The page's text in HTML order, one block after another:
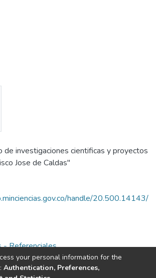
de investigaciones cientificas y proyectos
Jose de Caldas"
handle/20.500.14143/
- Referenciales
your personal information for the
Authentication, Preferences,